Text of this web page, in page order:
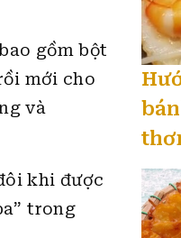
gồm bột
mới cho
và
khi được
trong
mới